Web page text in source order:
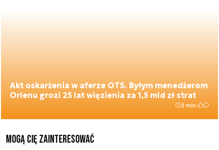
Akt oskarżenia w aferze OTS. Byłym menedżerom
Orlenu grozi 25 lat więzienia za 1,5 mld zł strat
2 min.
Mogą Cię zainteresować